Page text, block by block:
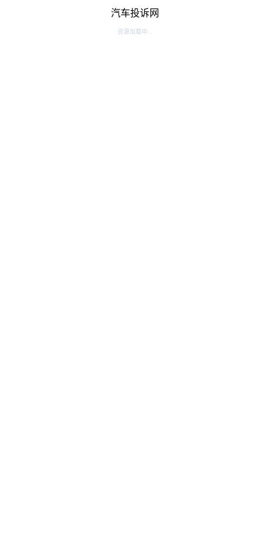
汽车投诉网
资源加载中...